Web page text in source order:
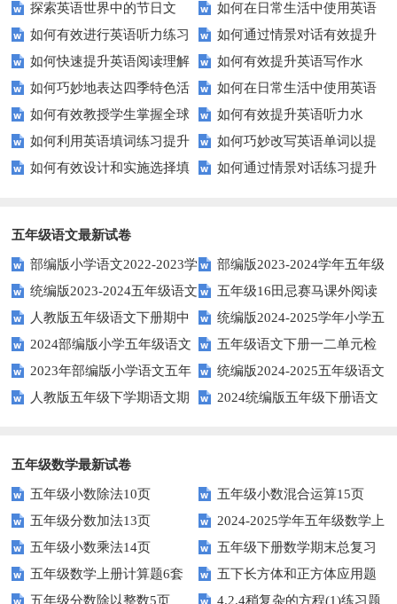
效完成填空题？
英语口语水平？
探索英语世界中的节日文
化：您知道这些传统吗？
如何在日常生活中使用英语
进行有效沟通？——实用英语口
语技巧
如何有效进行英语听力练习
以快速提升？
如何通过情景对话有效提升
英语口语水平？
如何快速提升英语阅读理解
能力？这些技巧你必须知道！
如何有效提升英语写作水
平？这里有五个实用建议！
如何巧妙地表达四季特色活
动？这些建议让您的活动更加丰
富多彩！
如何在日常生活中使用英语
进行有效问答？——实用技巧分
享
如何有效教授学生掌握全球
通用的日期表达？
如何有效提升英语听力水
平？这些测试技巧要知道！
如何利用英语填词练习提升
词汇量？这里有5个高效方法值
如何巧妙改写英语单词以提
升文章魅力？
如何有效设计和实施选择填
如何通过情景对话练习提升
五年级语文最新试卷
部编版小学语文2022-2023学
年上期五年级期末试题
部编版2023-2024学年五年级
语文下学期期末考前质量冲刺卷
统编版2023-2024五年级语文
下册期中阶段调研卷
五年级16田忌赛马课外阅读
练习题及答案
人教版五年级语文下册期中
试题及参考答案
统编版2024-2025学年小学五
年级语文上册期中试卷
2024部编版小学五年级语文
下学期期末测试卷
五年级语文下册一二单元检
测题
2023年部编版小学语文五年
级下册期末模拟题
统编版2024-2025五年级语文
第一学期期末测试卷
人教版五年级下学期语文期
2024统编版五年级下册语文
五年级数学最新试卷
五年级小数除法10页
五年级小数混合运算15页
五年级分数加法13页
2024-2025学年五年级数学上
册期末素养测评卷（考试版A4
人教版）
五年级小数乘法14页
五年级下册数学期末总复习
题——选择题专项练习
五年级数学上册计算题6套
五下长方体和正方体应用题
五年级分数除以整数5页 4.2.4稍复杂的方程(1)练习题